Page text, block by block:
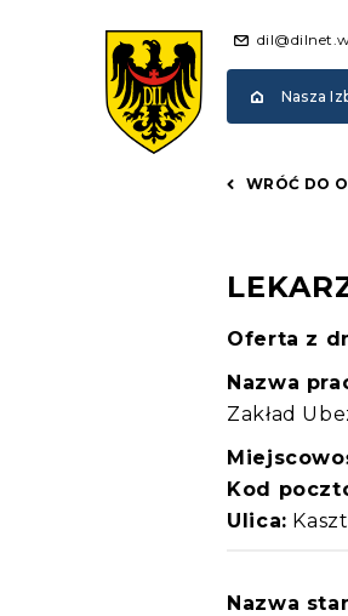
Nasza
WRÓĆ DO
Oferta z
Nazwa
Zakład
Kod
Ulica:
Nazwa